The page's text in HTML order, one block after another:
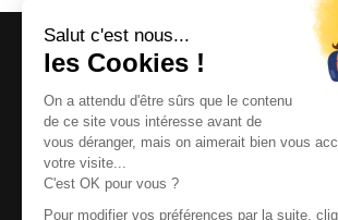
Magazine et site internet